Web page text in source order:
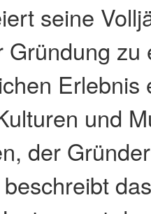
seine
Gründung zu
Erlebnis
und
der